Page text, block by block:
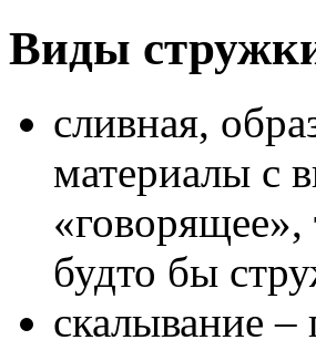
Виды
сливная,
материалы с
«говорящее»,
будто бы
скалывание –